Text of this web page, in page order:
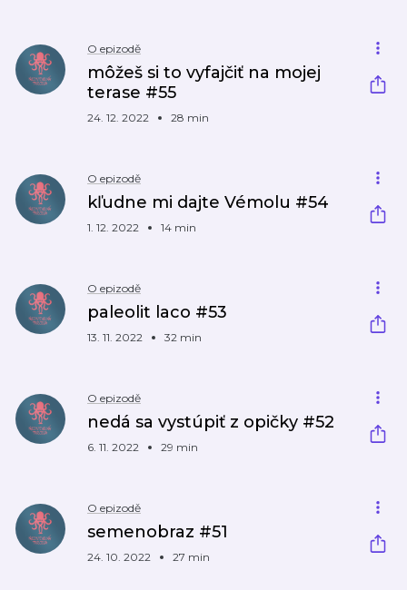
O epizodě
môžeš si to vyfajčiť na mojej
terase #55
24. 12. 2022 28 min
O epizodě
kľudne mi dajte Vémolu #54
1. 12. 2022 14 min
O epizodě
paleolit laco #53
13. 11. 2022 32 min
O epizodě
nedá sa vystúpiť z opičky #52
6. 11. 2022 29 min
O epizodě
semenobraz #51
24. 10. 2022 27 min